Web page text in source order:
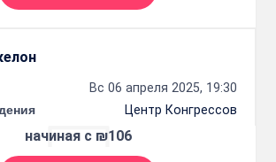
Вс 06 апреля 2025, 19:30
Центр Конгрессов
начиная с ₪106